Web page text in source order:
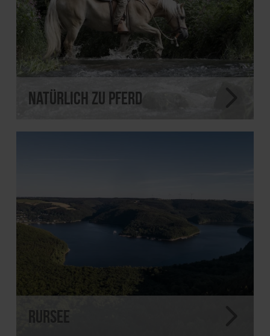
Natürlich zu Pferd
Rursee